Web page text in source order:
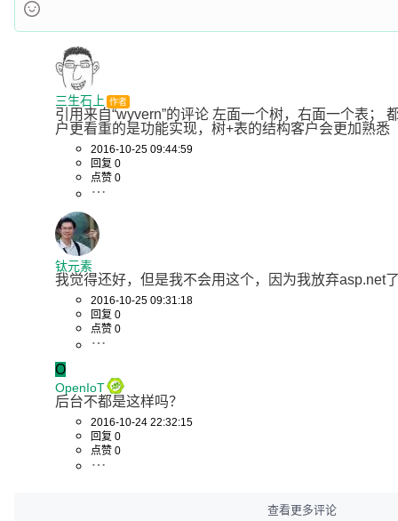
三生石上 作者
引用来自“wyvern”的评论 左面一个树，右面一个表；
户更看重的是功能实现，树+表的结构客户会更加熟悉
2016-10-25 09:44:59
回复 0
点赞 0
钛元素
我觉得还好，但是我不会用这个，因为我放弃asp.net
2016-10-25 09:31:18
回复 0
点赞 0
O
OpenIoT
后台不都是这样吗？
2016-10-24 22:32:15
回复 0
点赞 0
查看更多评论